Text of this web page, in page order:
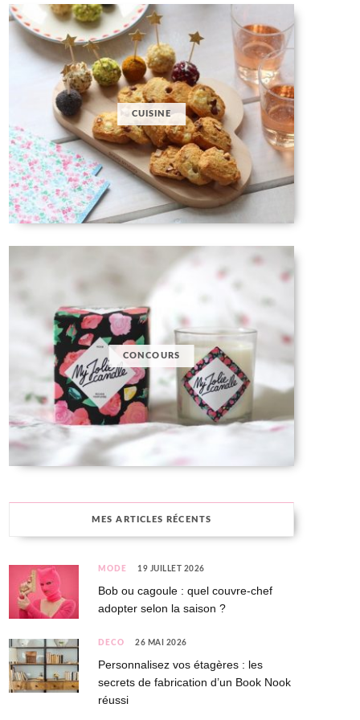
CUISINE
CONCOURS
MES ARTICLES RÉCENTS
MODE 19 JUILLET 2026
Bob ou cagoule : quel couvre-chef
adopter selon la saison ?
DÉCO 26 MAI 2026
Personnalisez vos étagères : les
secrets de fabrication d’un Book Nook
réussi